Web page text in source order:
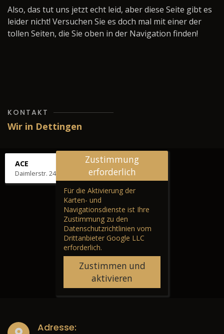
Also, das tut uns jetzt echt leid, aber diese Seite gibt es
leider nicht! Versuchen Sie es doch mal mit einer der
tollen Seiten, die Sie oben in der Navigation finden!
KONTAKT
Wir in Dettingen
ACE
Daimlerstr. 24, 72581 Dettingen
Zustimmung
erforderlich
Für die Aktivierung der
Karten- und
Navigationsdienste ist Ihre
Zustimmung zu den
Datenschutzrichtlinien vom
Drittanbieter Google LLC
erforderlich.
Zustimmen und
aktivieren
Adresse: